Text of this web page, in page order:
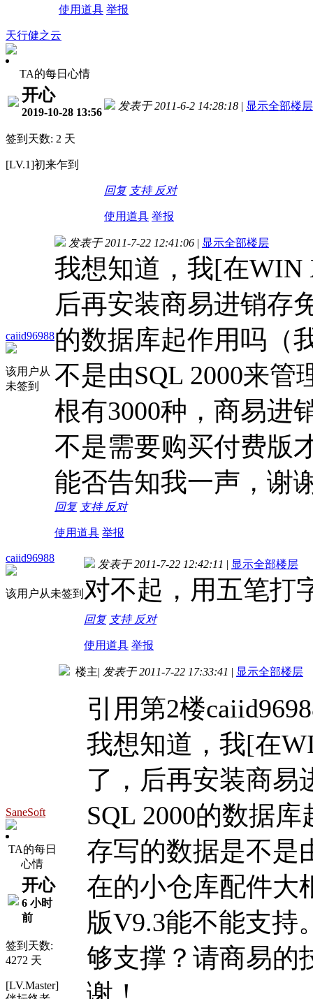
使用道具 举报
天行健之云
TA的每日心情
开心
2019-10-28 13:56
签到天数: 2 天
[LV.1]初来乍到
发表于 2011-6-2 14:28:18 | 显示全部楼层
回复 支持 反对
使用道具 举报
caiid96988
该用户从
未签到
发表于 2011-7-22 12:41:06 | 显示全部楼层
我想知道，我[在WIN
后再安装商易进销存
的数据库起作用吗（
不是由SQL 2000来
根有3000种，商易进
不是需要购买付费版
能否告知我一声，谢
回复 支持 反对
使用道具 举报
caiid96988
该用户从未签到
发表于 2011-7-22 12:42:11 | 显示全部楼层
对不起，用五笔打
回复 支持 反对
使用道具 举报
SaneSoft
TA的每日
心情
开心
6 小时
前
签到天数:
4272 天
[LV.Master]
楼主| 发表于 2011-7-22 17:33:41 | 显示全部楼层
引用第2楼
我想知道，我[在
了，后再安装商易
SQL 2000的数据
存写的数据是不是
在的小仓库配件大
版V9.3能不能支持
够支撑？请商易的